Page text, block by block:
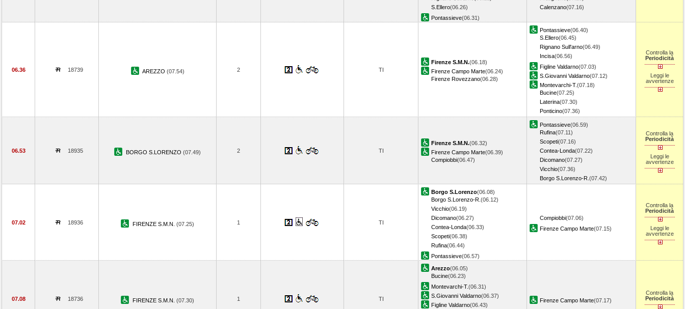
S.Ellero(06.26)
Pontassieve(06.31)
Calenzano(07.16)
06.36 18739 AREZZO (07.54) 2 TI
Firenze S.M.N.(06.18)
Firenze Campo Marte(06.24)
Firenze Rovezzano(06.28)
Pontassieve(06.40)
S.Ellero(06.45)
Rignano Sull'arno(06.49)
Incisa(06.56)
Figline Valdarno(07.03)
S.Giovanni Valdarno(07.12)
Montevarchi-T.(07.18)
Bucine(07.25)
Laterina(07.30)
Ponticino(07.36)
Controlla la
Periodicità
Leggi le
avvertenze
06.53 18935 BORGO S.LORENZO (07.49) 2 TI
Firenze S.M.N.(06.32)
Firenze Campo Marte(06.39)
Compiobbi(06.47)
Pontassieve(06.59)
Rufina(07.11)
Scopeti(07.16)
Contea-Londa(07.22)
Dicomano(07.27)
Vicchio(07.36)
Borgo S.Lorenzo-R. (07.42)
Controlla la
Periodicità
Leggi le
avvertenze
07.02 18936 FIRENZE S.M.N. (07.25) 1 TI
Borgo S.Lorenzo(06.08)
Borgo S.Lorenzo-R. (06.12)
Vicchio(06.19)
Dicomano(06.27)
Contea-Londa(06.33)
Scopeti(06.38)
Rufina(06.44)
Pontassieve(06.57)
Compiobbi(07.06)
Firenze Campo Marte(07.15)
Controlla la
Periodicità
Leggi le
avvertenze
07.08 18736 FIRENZE S.M.N. (07.30) 1 TI
Arezzo(06.05)
Bucine(06.23)
Montevarchi-T.(06.31)
S.Giovanni Valdarno(06.37)
Figline Valdarno(06.43)
Firenze Campo Marte(07.17)
Controlla la
Periodicità